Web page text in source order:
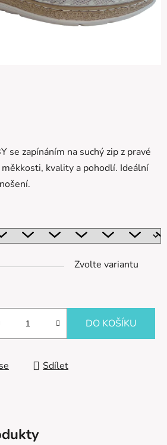
se zapínáním na suchý zip z pravé
kvality a pohodlí. Ideální
Zvolte variantu
DO KOŠÍKU
Sdílet